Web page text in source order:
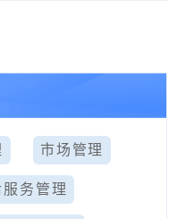
市场管理
服务管理